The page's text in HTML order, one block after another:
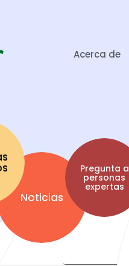
Acerca de
Noticias
Pregunta a
personas
expertas